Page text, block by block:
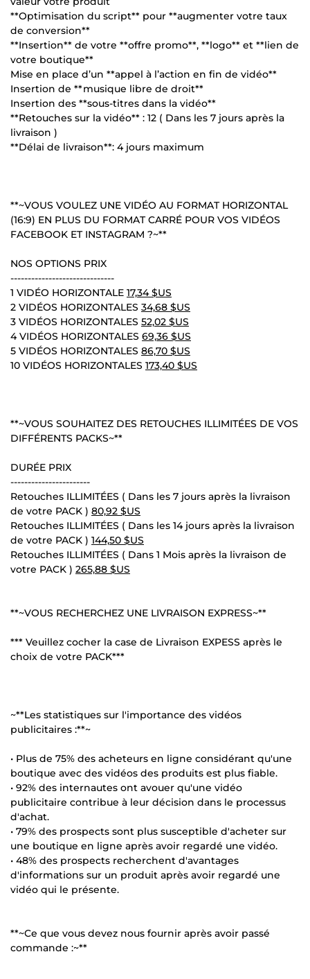
**Optimisation du script** pour **augmenter votre taux
de conversion**
**Insertion** de votre **offre promo**, **logo** et **lien de
votre boutique**
Mise en place d’un **appel à l’action en fin de vidéo**
Insertion de **musique libre de droit**
Insertion des **sous-titres dans la vidéo**
**Retouches sur la vidéo** : 12 ( Dans les 7 jours après la
livraison )
**Délai de livraison**: 4 jours maximum
**~VOUS VOULEZ UNE VIDÉO AU FORMAT HORIZONTAL
(16:9) EN PLUS DU FORMAT CARRÉ POUR VOS VIDÉOS
FACEBOOK ET INSTAGRAM ?~**
NOS OPTIONS PRIX
------------------------------
1 VIDÉO HORIZONTALE 17,34 $US
2 VIDÉOS HORIZONTALES 34,68 $US
3 VIDÉOS HORIZONTALES 52,02 $US
4 VIDÉOS HORIZONTALES 69,36 $US
5 VIDÉOS HORIZONTALES 86,70 $US
10 VIDÉOS HORIZONTALES 173,40 $US
**~VOUS SOUHAITEZ DES RETOUCHES ILLIMITÉES DE VOS
DIFFÉRENTS PACKS~**
DURÉE PRIX
-----------------------
Retouches ILLIMITÉES ( Dans les 7 jours après la livraison
de votre PACK ) 80,92 $US
Retouches ILLIMITÉES ( Dans les 14 jours après la livraison
de votre PACK ) 144,50 $US
Retouches ILLIMITÉES ( Dans 1 Mois après la livraison de
votre PACK ) 265,88 $US
**~VOUS RECHERCHEZ UNE LIVRAISON EXPRESS~**
*** Veuillez cocher la case de Livraison EXPESS après le
choix de votre PACK***
~**Les statistiques sur l'importance des vidéos
publicitaires :**~
• Plus de 75% des acheteurs en ligne considérant qu'une
boutique avec des vidéos des produits est plus fiable.
• 92% des internautes ont avouer qu'une vidéo
publicitaire contribue à leur décision dans le processus
d'achat.
• 79% des prospects sont plus susceptible d'acheter sur
une boutique en ligne après avoir regardé une vidéo.
• 48% des prospects recherchent d'avantages
d'informations sur un produit après avoir regardé une
vidéo qui le présente.
**~Ce que vous devez nous fournir après avoir passé
commande :~**